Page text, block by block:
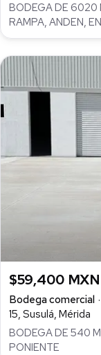
BODEGA DE 6020
RAMPA, ANDEN,
$59,400 MXN
Bodega comercial
15, Susulá, Mérida
BODEGA DE 540
PONIENTE